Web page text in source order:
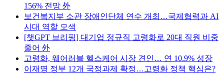
156% 전망 外
보건복지부 소관 장애인단체 연수 개최…국제협력과 AI
시대 역할 모색
[챗GPT 브리핑] 대기업 정규직 고령화로 20대 직원 비중
줄어 外
고령화, 웨어러블 헬스케어 시장 견인… 연 10.9% 성장
이재명 정부 12개 국정과제 확정…고령화 정책 핵심은?